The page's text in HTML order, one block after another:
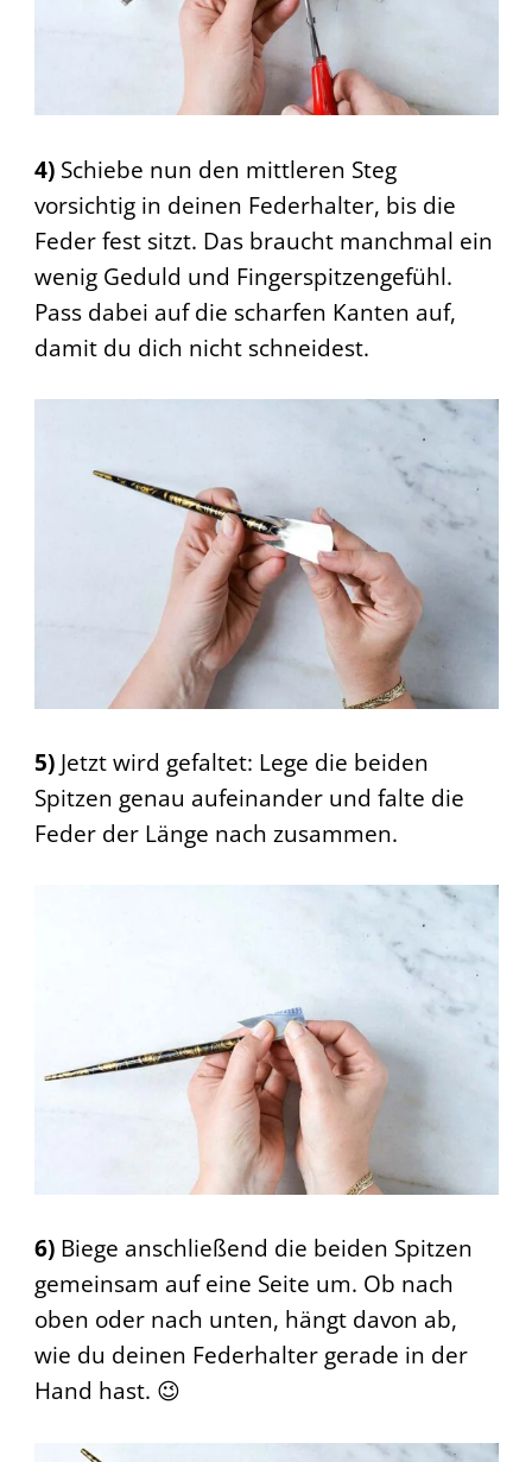
4)Schiebe nun den mittleren Steg
vorsichtig in deinen Federhalter, bis die
Feder fest sitzt. Das braucht manchmal ein
wenig Geduld und Fingerspitzengefühl.
Pass dabei auf die scharfen Kanten auf,
damit du dich nicht schneidest.
5)Jetzt wird gefaltet: Lege die beiden
Spitzen genau aufeinander und falte die
Feder der Länge nach zusammen.
6)Biege anschließend die beiden Spitzen
gemeinsam auf eine Seite um. Ob nach
oben oder nach unten, hängt davon ab,
wie du deinen Federhalter gerade in der
Hand hast. 😉